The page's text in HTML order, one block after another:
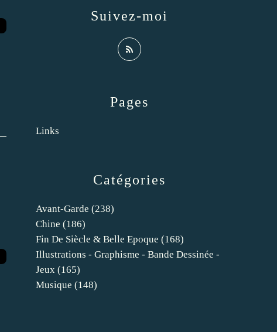
Catégories
Avant-Garde (238)
Chine (186)
Fin De Siècle & Belle Epoque (168)
Illustrations - Graphisme - Bande Dessinée -
Jeux (165)
Musique (148)
Pages
Links
Suivez-moi